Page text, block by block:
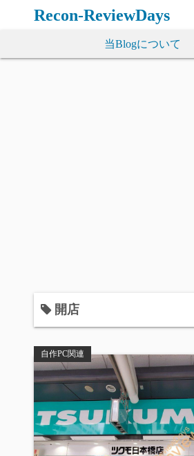
ン
Recon-ReviewDays
当Blogについて
開店
自作PC関連